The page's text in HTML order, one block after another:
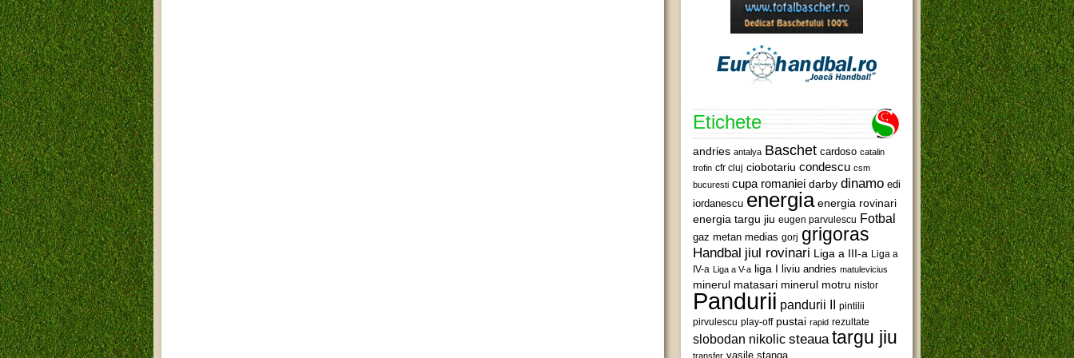
Etichete
andries antalya Baschet cardoso catalin
trofin cfr cluj ciobotariu condescu csm
bucuresti cupa romaniei darby dinamo edi
iordanescu energia energia rovinari
energia targu jiu eugen parvulescu Fotbal
gaz metan medias gorj grigoras
Handbal jiul rovinari Liga a III-a Liga a
IV-a Liga a V-a liga I liviu andries matulevicius
minerul matasari minerul motru nistor
Pandurii pandurii II pintilii
pirvulescu play-off pustai rapid rezultate
slobodan nikolic steaua targu jiu
transfer vasile stanga